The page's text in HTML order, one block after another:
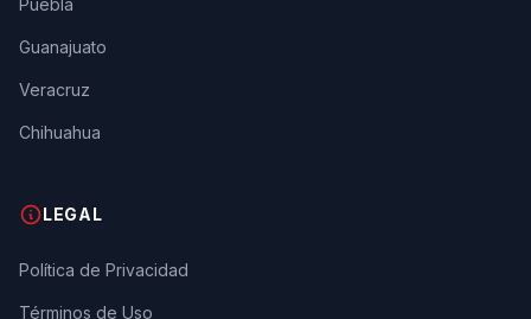
Puebla
Guanajuato
Veracruz
Chihuahua
LEGAL
Política de Privacidad
Términos de Uso